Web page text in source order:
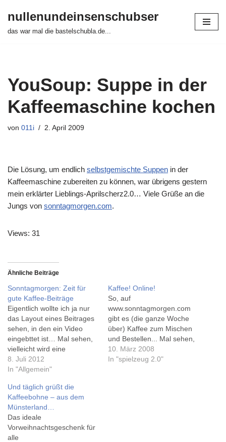
Zum
nullenundeinsenschubser
das war mal die bastelschubla.de...
YouSoup: Suppe in der
Kaffeemaschine kochen
von 011i 2. April 2009
Die Lösung, um endlich selbstgemischte Suppen in der
Kaffeemaschine zubereiten zu können, war übrigens gestern
mein erklärter Lieblings-Aprilscherz2.0… Viele Grüße an die
Jungs von sonntagmorgen.com.
Views: 31
Ähnliche Beiträge
Sonntagmorgen: Zeit für
gute Kaffee-Beiträge
Eigentlich wollte ich ja nur
das Layout eines Beitrages
sehen, in den ein Video
eingebttet ist… Mal sehen,
vielleicht wird eine
Beitragsreihe draus? Das
Video zeigt, wie man auch
Kaffee kocht. Das macht
richtig Spaß, ich hab's (nicht
erst heute) schon
ausprobiert, später mehr...
Ach ja, und…
8. Juli 2012
In "Allgemein"
Kaffee! Online!
So, auf
www.sonntagmorgen.com
gibt es (die ganze Woche
über) Kaffee zum Mischen
und Bestellen... Mal sehen,
ob die auch
Kaffeemaschinen haben -
10. März 2008
In "spielzeug 2.0"
Und täglich grüßt die
Kaffeebohne – aus dem
Münsterland…
Das ideale
Vorweihnachtsgeschenk für
alle